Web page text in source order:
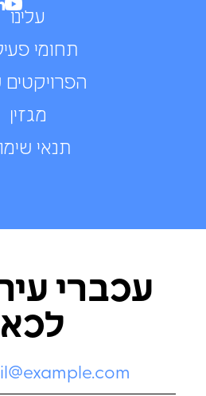
עלינו
תחומי
הפרויקטים
מגזין
תנאי
עכברי